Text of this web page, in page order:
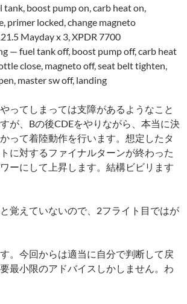
boost pump on, carb heat on,
locked, change magneto
Mayday x 3, XPDR 7700
— fuel tank off, boost pump off, carb heat
close, magneto off, seat belt tighten,
master sw off, landing
ってしまっては支障があるようなこと
が、Bの後CDEをやりながら、本当に決
って着陸動作を行います。想定したタ
に対するファイナルターンが終わった
ーにして上昇します。結構ビビリます
覚えていないので、2フライト目ではが
。今回からは適当に自分で判断して戻
最小限のアドバイスしかしません。わ